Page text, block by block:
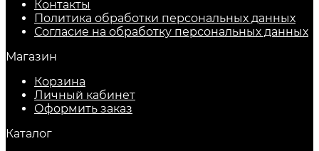
Контакты
Политика обработки персональных данных
Согласие на обработку персональных данных
Магазин
Корзина
Личный кабинет
Оформить заказ
Каталог